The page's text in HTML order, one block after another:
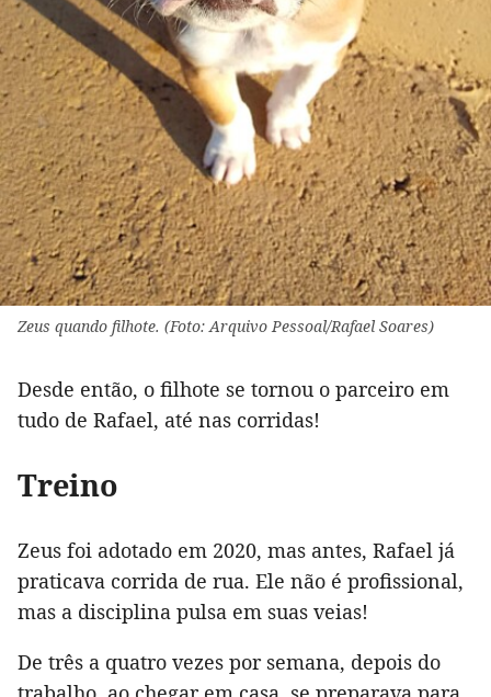
Zeus quando filhote. (Foto: Arquivo Pessoal/Rafael Soares)
Desde então, o filhote se tornou o parceiro em
tudo de Rafael, até nas corridas!
Treino
Zeus foi adotado em 2020, mas antes, Rafael já
praticava corrida de rua. Ele não é profissional,
mas a disciplina pulsa em suas veias!
De três a quatro vezes por semana, depois do